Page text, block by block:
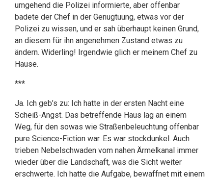
umgehend die Polizei informierte, aber offenbar
badete der Chef in der Genugtuung, etwas vor der
Polizei zu wissen, und er sah überhaupt keinen Grund,
an diesem für ihn angenehmen Zustand etwas zu
ändern. Widerling! Irgendwie glich er meinem Chef zu
Hause.
***
Ja. Ich geb’s zu: Ich hatte in der ersten Nacht eine
Scheiß-Angst. Das betreffende Haus lag an einem
Weg, für den sowas wie Straßenbeleuchtung offenbar
pure Science-Fiction war. Es war stockdunkel. Auch
trieben Nebelschwaden vom nahen Ärmelkanal immer
wieder über die Landschaft, was die Sicht weiter
erschwerte. Ich hatte die Aufgabe, bewaffnet mit einem